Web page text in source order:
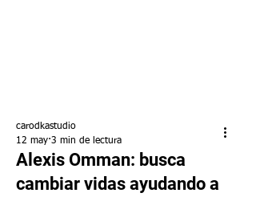
Alexis Omman: busca
cambiar vidas ayudando a
carodkastudio
12 may 3 min de lectura